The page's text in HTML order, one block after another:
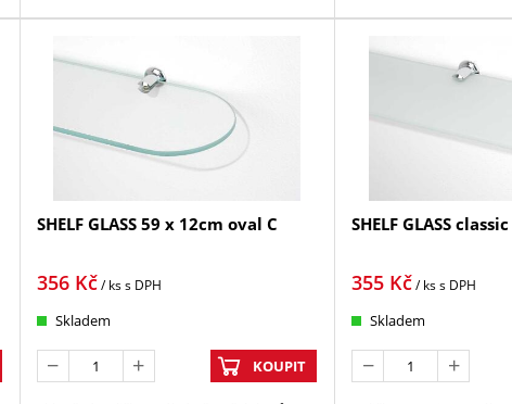
SHELF GLASS 59 x 12cm oval C
356Kč/ kss DPH
Skladem
KOUPIT
SHELF GLASS
355 Kč/ kss DPH
Skladem